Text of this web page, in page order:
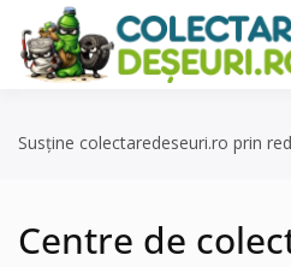
content
Susține colectaredeseuri.ro prin
Centre de